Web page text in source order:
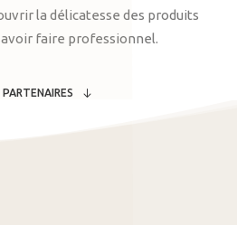
la délicatesse des produits
faire professionnel.